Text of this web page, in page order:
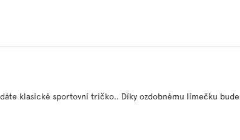
klasické sportovní tričko.. Díky ozdobnému límečku bude